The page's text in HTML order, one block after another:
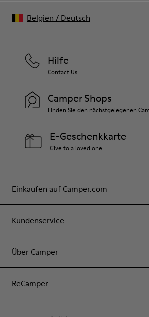
Einkaufen auf Camper.com
Kundenservice
Über Camper
ReCamper
Hilfe
Contact Us
Camper Shops
Finden Sie den nächstgelegenen
E-Geschenkkarte
Give to a loved one
Belgien / Deutsch